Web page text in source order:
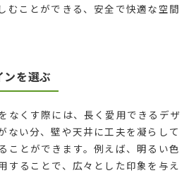
むことができる、安全で快適な空間
を選ぶ
なくす際には、長く愛用できるデザ
ない分、壁や天井に工夫を凝らして
ことができます。例えば、明るい色
することで、広々とした印象を与え